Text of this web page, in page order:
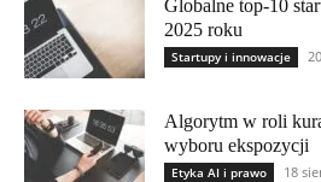
Globalne top-10
2025 roku
Startupy i innowacje
Algorytm w roli
wyboru ekspozycji
Etyka AI i prawo 18